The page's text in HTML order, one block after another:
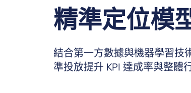
精準定位模
結合第一方數據與機器學習技
準投放提升 KPI 達成率與整體